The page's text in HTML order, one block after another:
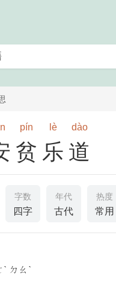
pín lè dào
贫乐道
字数
四字
年代
古代
热度
常用
ㄉㄠˋ